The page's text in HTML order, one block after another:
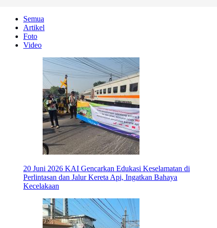
Semua
Artikel
Foto
Video
20 Juni 2026 KAI Gencarkan Edukasi Keselamatan di
Perlintasan dan Jalur Kereta Api, Ingatkan Bahaya
Kecelakaan